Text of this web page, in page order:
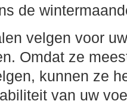
de
velgen voor
Omdat ze
kunnen ze
van uw